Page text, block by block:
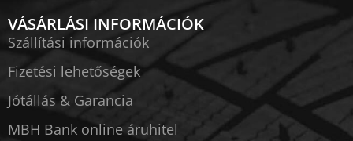
VÁSÁRLÁSI INFORMÁCIÓK
Szállítási információk
Fizetési lehetőségek
Jótállás & Garancia
MBH Bank online áruhitel